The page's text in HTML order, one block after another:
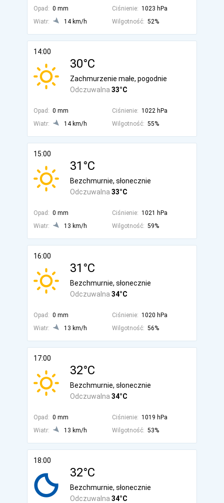
Opad: 0 mm Ciśnienie: 1023 hPa
Wiatr:
14 km/h Wilgotność: 52%
14:00
30°C
Odczuwalna 33°C
Zachmurzenie małe, pogodnie
Opad: 0 mm Ciśnienie: 1022 hPa
Wiatr:
14 km/h Wilgotność: 55%
15:00
31°C
Odczuwalna 33°C
Bezchmurnie, słonecznie
Opad: 0 mm Ciśnienie: 1021 hPa
Wiatr:
13 km/h Wilgotność: 59%
16:00
31°C
Odczuwalna 34°C
Bezchmurnie, słonecznie
Opad: 0 mm Ciśnienie: 1020 hPa
Wiatr:
13 km/h Wilgotność: 56%
17:00
32°C
Odczuwalna 34°C
Bezchmurnie, słonecznie
Opad: 0 mm Ciśnienie: 1019 hPa
Wiatr:
13 km/h Wilgotność: 53%
18:00
32°C
Odczuwalna 34°C
Bezchmurnie, słonecznie